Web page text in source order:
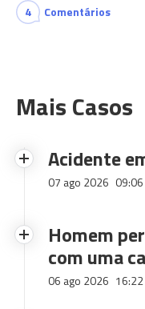
4 Comentários
Mais Casos
Acidente
07 ago 2026 09:06
Homem
com uma
06 ago 2026 16:22